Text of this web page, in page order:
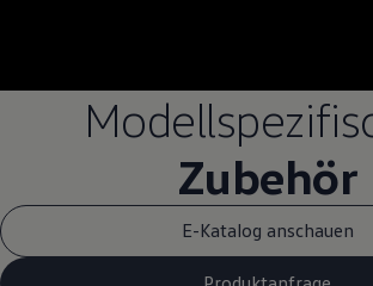
Zubehör
E-Katalog anschauen